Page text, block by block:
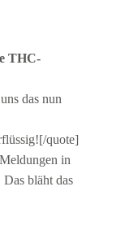
THC-
das nun
quote]
in
bläht das